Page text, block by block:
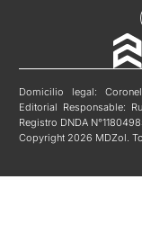
Domicilio legal:
Editorial Responsable:
Registro DNDA
Copyright 2026 MDZol.